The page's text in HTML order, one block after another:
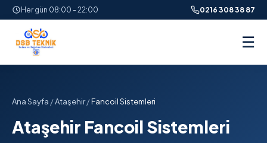
Her gün 08:00 - 22:00 0216 308 38 87
☰
Ana Sayfa /Ataşehir/Fancoil Sistemleri
Ataşehir Fancoil Sistemleri